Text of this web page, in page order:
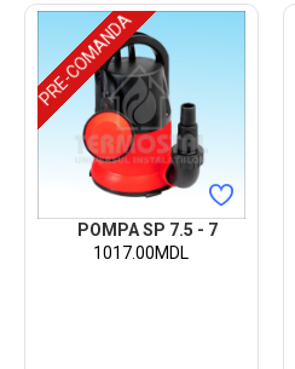
PRE-COMANDA
POMPA SP 7.5 - 7
1017.00MDL